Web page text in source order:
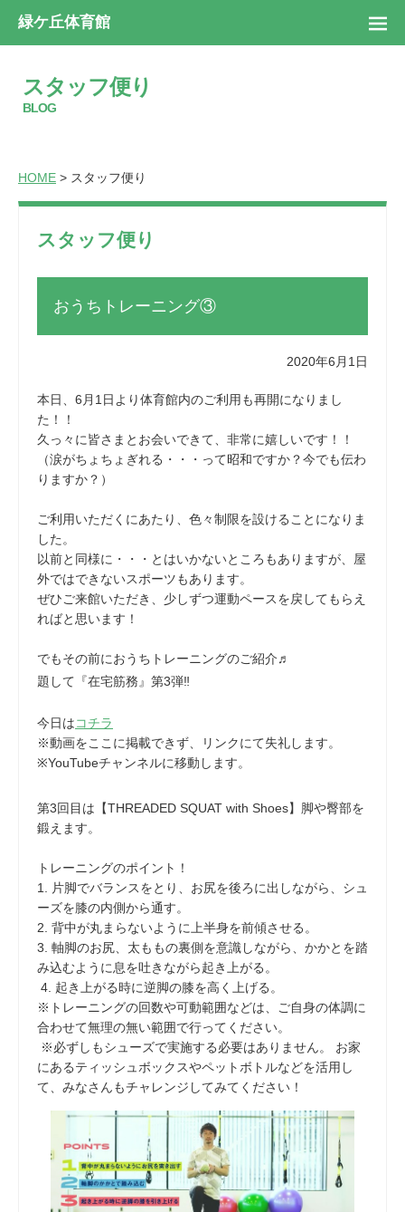
緑ケ丘体育館
スタッフ便り
BLOG
HOME > スタッフ便り
スタッフ便り
おうちトレーニング③
2020年6月1日
本日、6月1日より体育館内のご利用も再開になりまし
た！！
久っ々に皆さまとお会いできて、非常に嬉しいです！！
（涙がちょちょぎれる・・・って昭和ですか？今でも伝わ
りますか？）
ご利用いただくにあたり、色々制限を設けることになりま
した。
以前と同様に・・・とはいかないところもありますが、屋
外ではできないスポーツもあります。
ぜひご来館いただき、少しずつ運動ペースを戻してもらえ
ればと思います！
でもその前におうちトレーニングのご紹介♬
題して『在宅筋務』第3弾‼
今日はコチラ
※動画をここに掲載できず、リンクにて失礼します。
※YouTubeチャンネルに移動します。
第3回目は【THREADED SQUAT with Shoes】脚や臀部を
鍛えます。
トレーニングのポイント！
1. 片脚でバランスをとり、お尻を後ろに出しながら、シュ
ーズを膝の内側から通す。
2. 背中が丸まらないように上半身を前傾させる。
3. 軸脚のお尻、太ももの裏側を意識しながら、かかとを踏
み込むように息を吐きながら起き上がる。
4. 起き上がる時に逆脚の膝を高く上げる。
※トレーニングの回数や可動範囲などは、ご自身の体調に
合わせて無理の無い範囲で行ってください。
※必ずしもシューズで実施する必要はありません。 お家
にあるティッシュボックスやペットボトルなどを活用し
て、みなさんもチャレンジしてみてください！